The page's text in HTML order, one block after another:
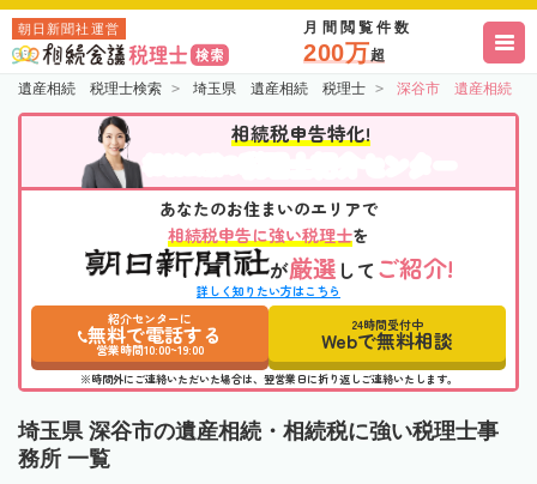
朝日新聞社運営 月間閲覧件数
200万超
遺産相続 税理士検索 埼玉県 遺産相続 税理士 深谷市 遺産相続
相続税申告特化!
あなたのお住まいのエリアで
相続税申告に強い税理士を
が厳選 して ご紹介!
詳しく知りたい方はこちら
紹介センターに
無料で電話する
営業時間10:00~19:00
24時間受付中
Webで無料相談
※時間外にご連絡いただいた場合は、翌営業日に折り返しご連絡いたします。
埼玉県 深谷市の遺産相続・相続税に強い税理士事
務所 一覧